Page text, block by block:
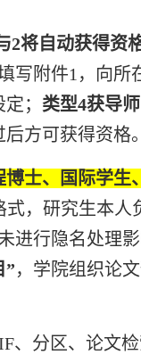
2将自动获得资
写附件1 ，向所
； 类型4获导
方可获得资格。
士、国际学生
式，研究生本人
进行隐名处理
”，学院组织论
、分区、论文